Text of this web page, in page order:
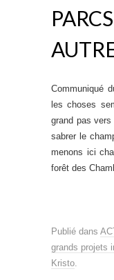
Communiqué
les choses
grand pas
sabrer le
menons ici
forêt des
Publié dans
grands projets
Kristo